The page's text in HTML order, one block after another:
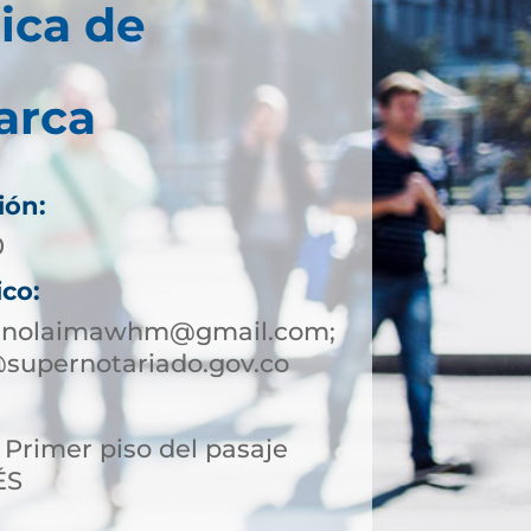
de
Primer piso del pasaje